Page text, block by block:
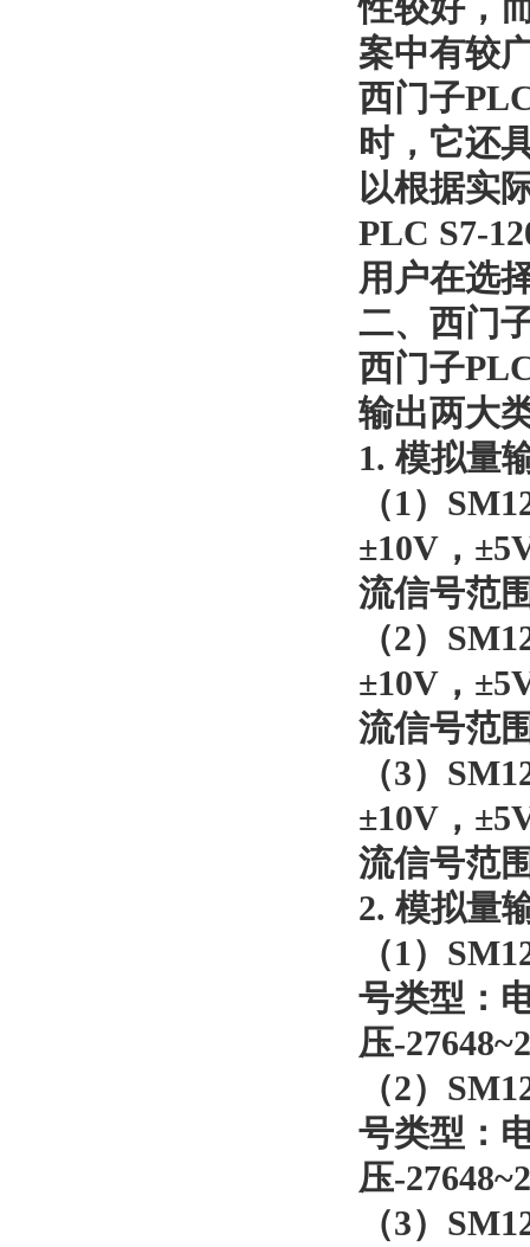
案中有较
西门子
时，它还
以根据实
PLC S7-
用户在选
二、西门
西门子
输出两大
1. 模拟量
（1）
±10V ，
流信号范
（2）
±10V ，
流信号范
（3）
±10V ，
流信号范
2. 模拟量
（1）
号类型：
压-
（2）
号类型：
压-
（3）